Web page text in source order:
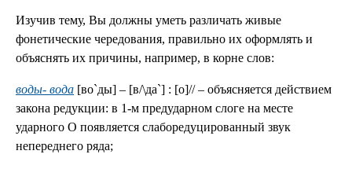
Изучив тему, Вы должны уметь различать живые
фонетические чередования, правильно их оформлять и
объяснять их причины, например, в корне слов:
воды- вода [во`ды] – [в/\да`] : [о]// – объясняется действием
закона редукции: в 1-м предударном слоге на месте
ударного О появляется слаборедуцированный звук
непереднего ряда;